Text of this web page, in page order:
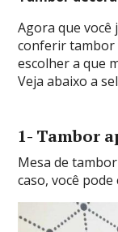
Agora que você
conferir tambor
escolher a que
Veja abaixo a
1- Tambor
Mesa de
caso, você